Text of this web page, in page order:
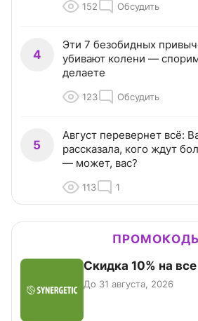
152 Обсудить
4
Эти 7 безобидных
убивают колени —
делаете
123 Обсудить
5
Август перевернет всё:
рассказала, кого ждут
— может, вас?
113 1
Скидка 10% на
До 31 августа, 2026